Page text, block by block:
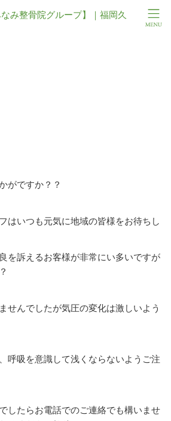
がですか？？
はいつも元気に地域の皆様をお待ちし
を訴えるお客様が非常にい多いですが
せんでしたが気圧の変化は激しいよう
呼吸を意識して浅くならないようご注
したらお電話でのご連絡でも構いませ